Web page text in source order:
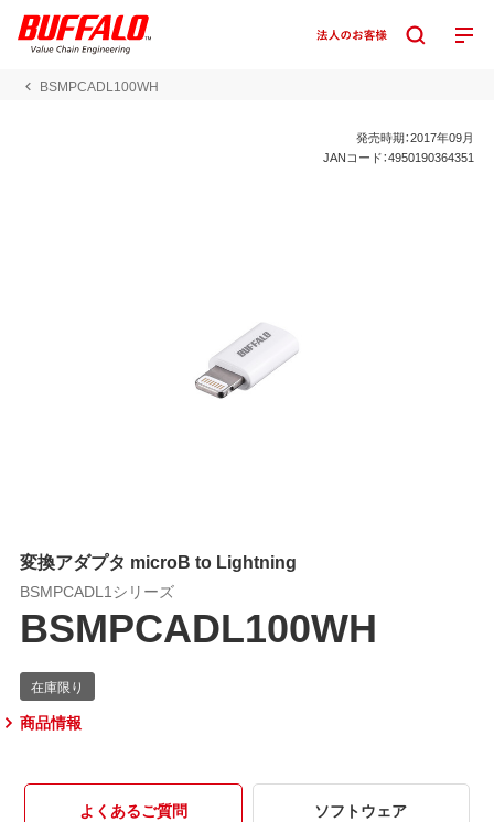
BSMPCADL100WH
発売時期：2017年09月
JANコード：4950190364351
変換アダプタ microB to Lightning
BSMPCADL1シリーズ
BSMPCADL100WH
商品情報
よくあるご質問 ソフトウェア